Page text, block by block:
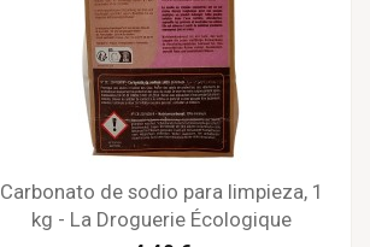
Carbonato de sodio para limpieza, 1
kg - La Droguerie Écologique